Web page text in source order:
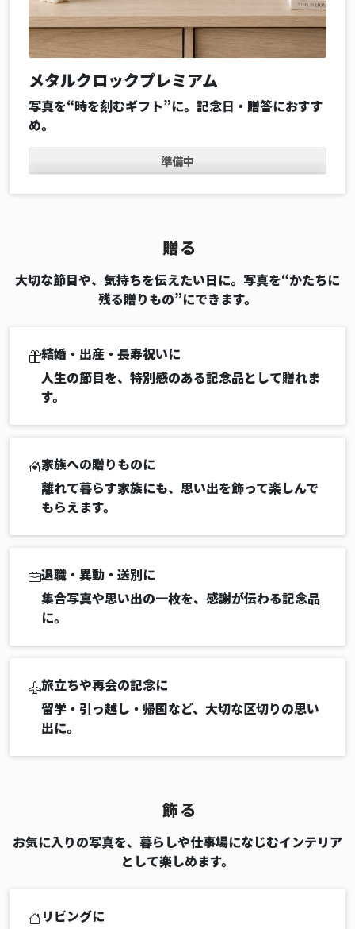
メタルクロックプレミアム
写真を“時を刻むギフト”に。記念日・贈答におすす
め。
準備中
贈る
大切な節目や、気持ちを伝えたい日に。写真を“かたちに
残る贈りもの”にできます。
結婚・出産・長寿祝いに
人生の節目を、特別感のある記念品として贈れま
す。
家族への贈りものに
離れて暮らす家族にも、思い出を飾って楽しんで
もらえます。
退職・異動・送別に
集合写真や思い出の一枚を、感謝が伝わる記念品
に。
旅立ちや再会の記念に
留学・引っ越し・帰国など、大切な区切りの思い
出に。
飾る
お気に入りの写真を、暮らしや仕事場になじむインテリア
として楽しめます。
リビングに